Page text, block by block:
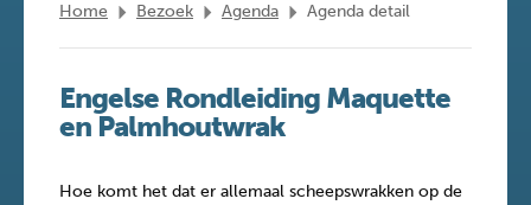
Home Bezoek Agenda Agenda detail
Engelse Rondleiding Maquette
en Palmhoutwrak
Hoe komt het dat er allemaal scheepswrakken op de